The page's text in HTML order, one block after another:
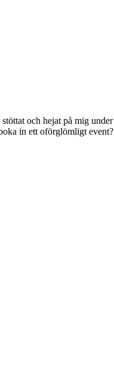
och hejat på mig
in ett oförglömligt event?